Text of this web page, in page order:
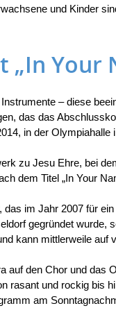
und Kinder
„In Your
– diese
das das
in der Olympiahalle
zu Jesu Ehre, bei
dem Titel „In Your
im Jahr 2007 für
gegründet wurde,
kann mittlerweile auf
auf den Chor und das
rasant und rockig bis
am